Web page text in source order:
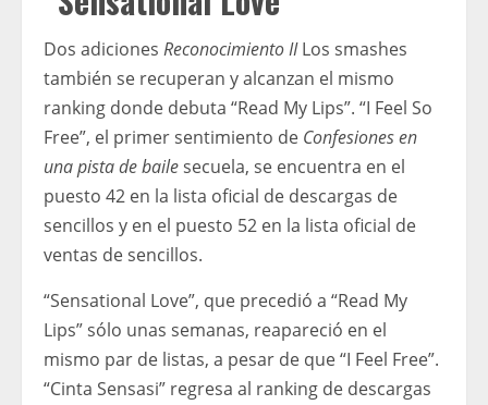
Dos adiciones Reconocimiento IILos smashes
también se recuperan y alcanzan el mismo
ranking donde debuta “Read My Lips”. “I Feel So
Free”, el primer sentimiento de Confesiones en
una pista de bailesecuela, se encuentra en el
puesto 42 en la lista oficial de descargas de
sencillos y en el puesto 52 en la lista oficial de
ventas de sencillos.
“Sensational Love”, que precedió a “Read My
Lips” sólo unas semanas, reapareció en el
mismo par de listas, a pesar de que “I Feel Free”.
“Cinta Sensasi” regresa al ranking de descargas